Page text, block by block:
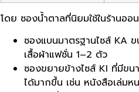
โดย ซองน้ำตาลที่นิยมใช้ในร้านอ
ซองแบนมาตรฐานไซส์ KA
เสื้อผ้าแฟชั่น 1–2 ตัว
ซองขยายข้างไซส์ KI ที่มีขน
ได้มากขึ้น เช่น หนังสือเล่มห